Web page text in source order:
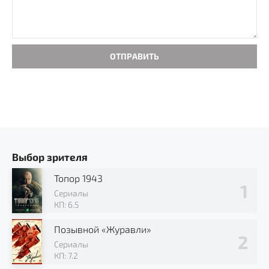
ОТПРАВИТЬ
Выбор зрителя
Топор 1943
Сериалы
КП: 6.5
Позывной «Журавли»
Сериалы
КП: 7.2